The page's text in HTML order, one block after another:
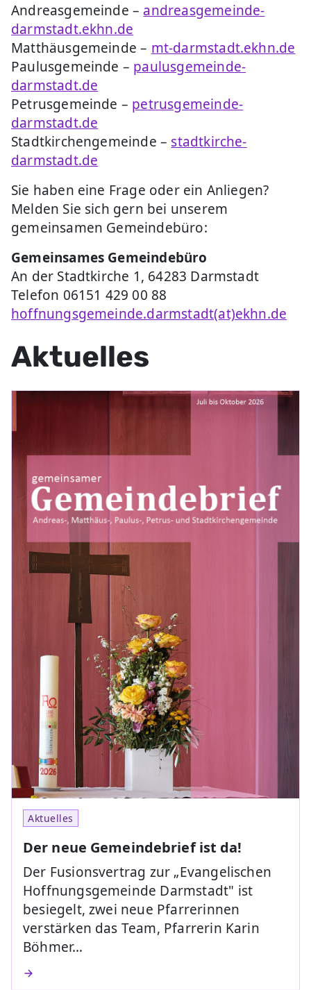
Andreasgemeinde – andreasgemeinde-
darmstadt.ekhn.de
Matthäusgemeinde – mt-darmstadt.ekhn.de
Paulusgemeinde – paulusgemeinde-
darmstadt.de
Petrusgemeinde – petrusgemeinde-
darmstadt.de
Stadtkirchengemeinde – stadtkirche-
darmstadt.de
Sie haben eine Frage oder ein Anliegen?
Melden Sie sich gern bei unserem
gemeinsamen Gemeindebüro:
Gemeinsames Gemeindebüro
An der Stadtkirche 1, 64283 Darmstadt
Telefon 06151 429 00 88
hoffnungsgemeinde.darmstadt(at)ekhn.de
Aktuelles
Aktuelles
Der neue Gemeindebrief ist da!
Der Fusionsvertrag zur „Evangelischen
Hoffnungsgemeinde Darmstadt" ist
besiegelt, zwei neue Pfarrerinnen
verstärken das Team, Pfarrerin Karin
Böhmer…